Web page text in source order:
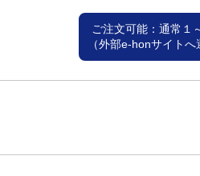
ご注文可能：通常１
（外部e-honサイトへ